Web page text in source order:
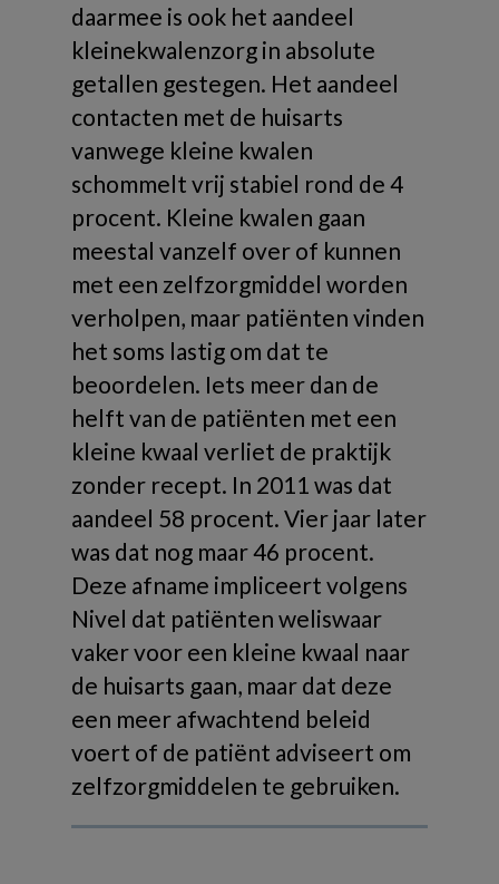
daarmee is ook het aandeel
kleinekwalenzorg in absolute
getallen gestegen. Het aandeel
contacten met de huisarts
vanwege kleine kwalen
schommelt vrij stabiel rond de 4
procent. Kleine kwalen gaan
meestal vanzelf over of kunnen
met een zelfzorgmiddel worden
verholpen, maar patiënten vinden
het soms lastig om dat te
beoordelen. Iets meer dan de
helft van de patiënten met een
kleine kwaal verliet de praktijk
zonder recept. In 2011 was dat
aandeel 58 procent. Vier jaar later
was dat nog maar 46 procent.
Deze afname impliceert volgens
Nivel dat patiënten weliswaar
vaker voor een kleine kwaal naar
de huisarts gaan, maar dat deze
een meer afwachtend beleid
voert of de patiënt adviseert om
zelfzorgmiddelen te gebruiken.